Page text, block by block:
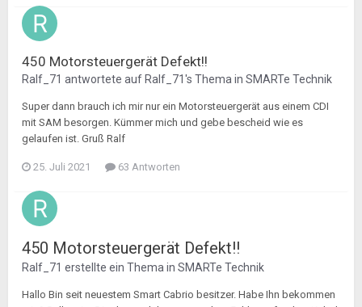
450 Motorsteuergerät Defekt!!
Ralf_71 antwortete auf Ralf_71's Thema in SMARTe Technik
Super dann brauch ich mir nur ein Motorsteuergerät aus einem CDI
mit SAM besorgen. Kümmer mich und gebe bescheid wie es
gelaufen ist. Gruß Ralf
25. Juli 2021 63 Antworten
450 Motorsteuergerät Defekt!!
Ralf_71 erstellte ein Thema in SMARTe Technik
Hallo Bin seit neuestem Smart Cabrio besitzer. Habe Ihn bekommen